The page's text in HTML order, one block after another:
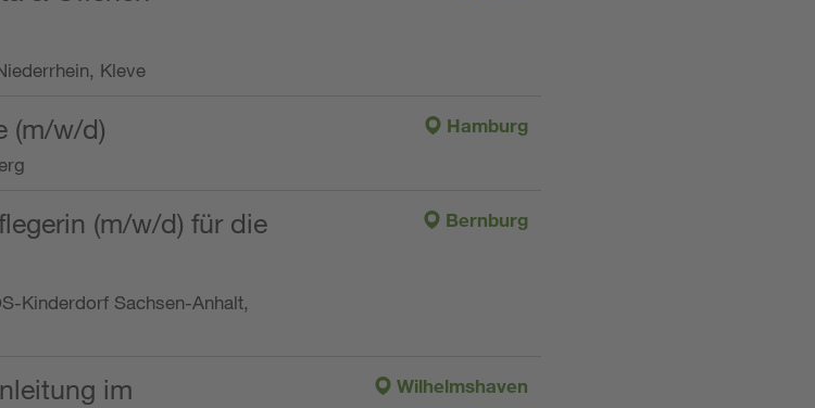
Kleve
(m/w/d) Hamburg
(m/w/d) für die
Kinderdorf Sachsen-Anhalt,
Bernburg
im Wilhelmshaven